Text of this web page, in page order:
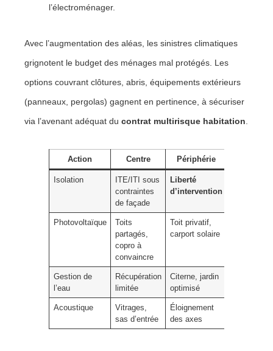
l’électroménager.
Avec l’augmentation des aléas, les sinistres climatiques
grignotent le budget des ménages mal protégés. Les
options couvrant clôtures, abris, équipements extérieurs
(panneaux, pergolas) gagnent en pertinence, à sécuriser
via l’avenant adéquat ducontrat multirisque habitation
Action Centre Périphérie
Isolation
ITE/ITI sous
contraintes
de façade
Liberté
d’intervention
Photovoltaïque
Toits
partagés,
copro à
convaincre
Toit privatif,
carport solaire
Gestion de
l’eau
Récupération
limitée
Citerne, jardin
optimisé
Acoustique
Vitrages,
sas d’entrée
Éloignement
des axes